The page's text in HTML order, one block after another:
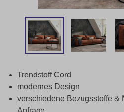
Trendstoff Cord
modernes Design
verschiedene Bezugsstoffe &
Anfrage